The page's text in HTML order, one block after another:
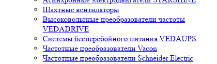
Шахтные вентиляторы
Высоковольтные преобразователи частоты
VEDADRIVE
Системы бесперебойного питания VEDAUPS
Частотные преобразователи Vacon
Частотные преобразователи Schneider Electric